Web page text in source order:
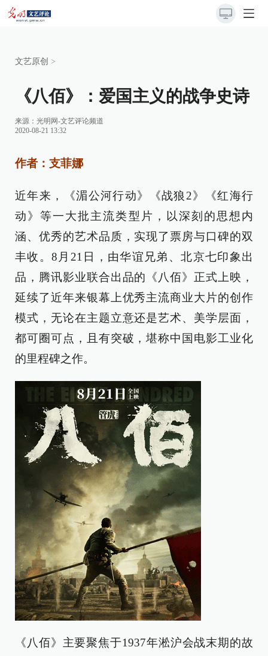
文艺原创 >
《八佰》：爱国主义的战争史诗
来源： 光明网-文艺评论频道
2020-08-21 13:32
作者：支菲娜
近年来，《湄公河行动》《战狼2》《红海行
动》等一大批主流类型片，以深刻的思想内
涵、优秀的艺术品质，实现了票房与口碑的双
丰收。8月21日，由华谊兄弟、北京七印象出
品，腾讯影业联合出品的《八佰》正式上映，
延续了近年来银幕上优秀主流商业大片的创作
模式，无论在主题立意还是艺术、美学层面，
都可圈可点，且有突破，堪称中国电影工业化
的里程碑之作。
《八佰》主要聚焦于1937年淞沪会战末期的故